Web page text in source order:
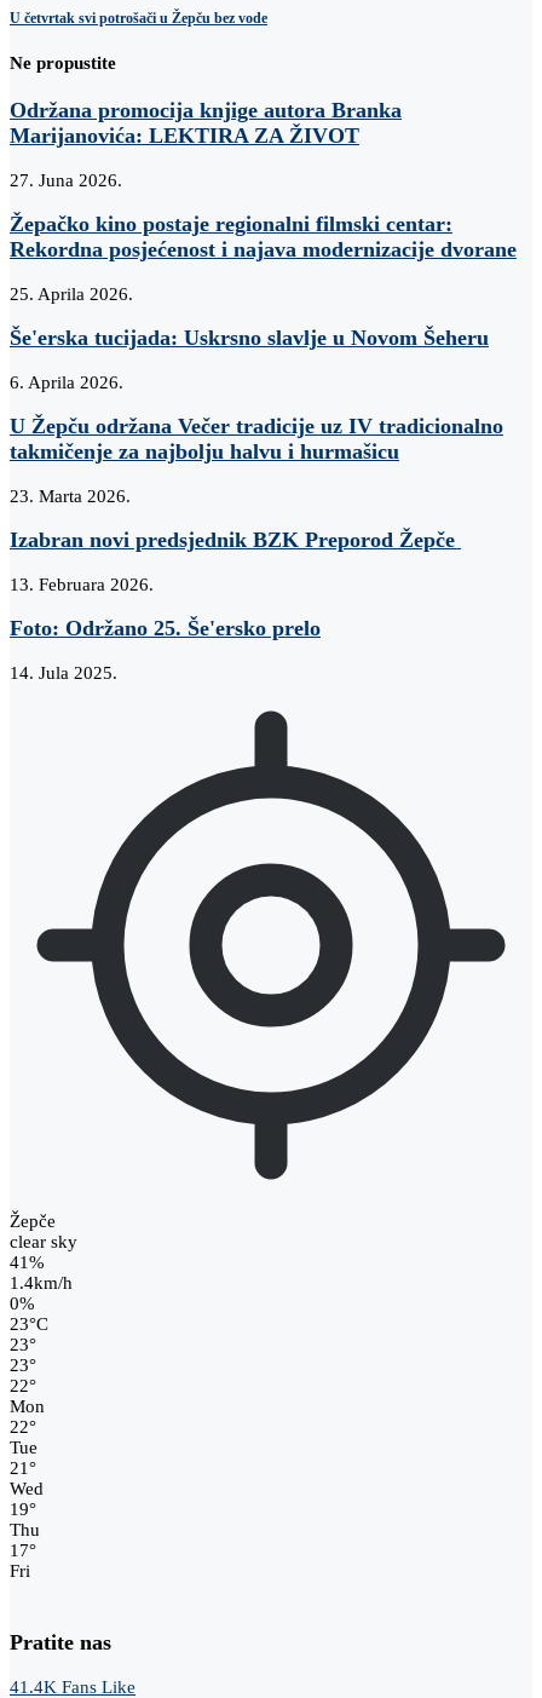
U četvrtak svi potrošači u Žepču bez vode
Ne propustite
Održana promocija knjige autora Branka
Marijanovića: LEKTIRA ZA ŽIVOT
27. Juna 2026.
Žepačko kino postaje regionalni filmski centar:
Rekordna posjećenost i najava modernizacije dvorane
25. Aprila 2026.
Še'erska tucijada: Uskrsno slavlje u Novom Šeheru
6. Aprila 2026.
U Žepču održana Večer tradicije uz IV tradicionalno
takmičenje za najbolju halvu i hurmašicu
23. Marta 2026.
Izabran novi predsjednik BZK Preporod Žepče
13. Februara 2026.
Foto: Održano 25. Še'ersko prelo
14. Jula 2025.
Žepče
clear sky
41%
1.4km/h
0%
23°C
23°
23°
22°
Mon
22°
Tue
21°
Wed
19°
Thu
17°
Fri
Pratite nas
41.4K Fans Like